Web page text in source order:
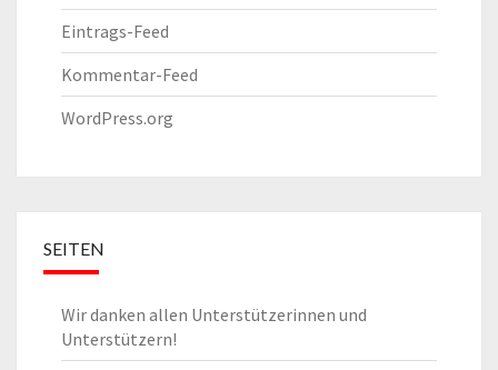
Eintrags-Feed
Kommentar-Feed
WordPress.org
SEITEN
Wir danken allen Unterstützerinnen und
Unterstützern!